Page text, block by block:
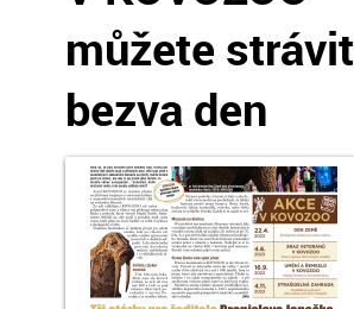
můžete strávit
bezva den